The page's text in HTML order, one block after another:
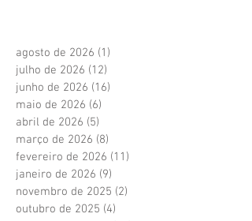
agosto de 2026 (1)
julho de 2026 (12)
junho de 2026 (16)
maio de 2026 (6)
abril de 2026 (5)
março de 2026 (8)
fevereiro de 2026 (11)
janeiro de 2026 (9)
novembro de 2025 (2)
outubro de 2025 (4)